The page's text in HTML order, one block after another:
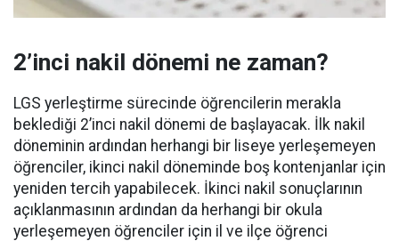
2’inci nakil dönemi ne zaman?
LGS yerleştirme sürecinde öğrencilerin merakla
beklediği 2’inci nakil dönemi de başlayacak. İlk nakil
döneminin ardından herhangi bir liseye yerleşemeyen
öğrenciler, ikinci nakil döneminde boş kontenjanlar için
yeniden tercih yapabilecek. İkinci nakil sonuçlarının
açıklanmasının ardından da herhangi bir okula
yerleşemeyen öğrenciler için il ve ilçe öğrenci